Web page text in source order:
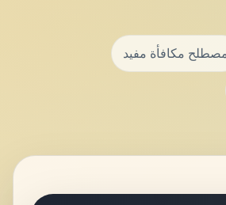
مكافأة مفيد